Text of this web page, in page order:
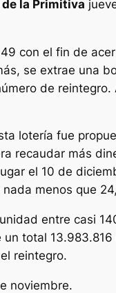
la Primitiva
con el fin de
se extrae una
de
lotería fue
recaudar más
el 10 de
menos que
entre casi
total
reintegro.
noviembre.